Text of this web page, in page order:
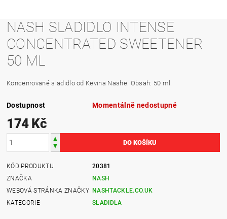
NASH SLADIDLO INTENSE
CONCENTRATED SWEETENER
50 ML
Koncenrované sladidlo od Kevina Nashe. Obsah: 50 ml.
Dostupnost Momentálně nedostupné
174 Kč
KÓD PRODUKTU
20381
ZNAČKA
NASH
WEBOVÁ STRÁNKA ZNAČKY NASHTACKLE.CO.UK
KATEGORIE
SLADIDLA